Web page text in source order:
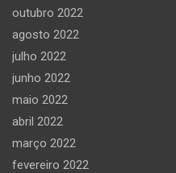
outubro 2022
agosto 2022
julho 2022
junho 2022
maio 2022
abril 2022
março 2022
fevereiro 2022